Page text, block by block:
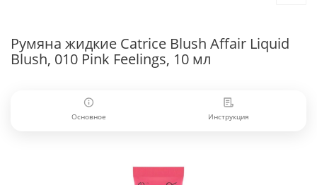
Румяна жидкие Catrice Blush Affair Liquid
Blush, 010 Pink Feelings, 10 мл
Основное Инструкция